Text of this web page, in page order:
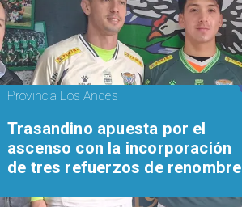
Provincia Los Andes
Trasandino apuesta por el
ascenso con la incorporación
de tres refuerzos de renombre